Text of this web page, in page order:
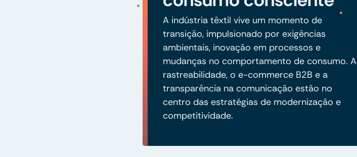
A indústria têxtil vive um momento de
transição, impulsionado por exigências
ambientais, inovação em processos e
mudanças no comportamento de consumo. A
rastreabilidade, o e-commerce B2B e a
transparência na comunicação estão no
centro das estratégias de modernização e
competitividade.